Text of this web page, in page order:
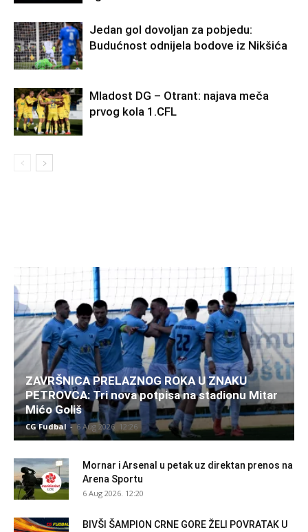
Jedan gol dovoljan za pobjedu:
Budućnost odnijela bodove iz Nikšića
Mladost DG – Otrant: najava meča
prvog kola 1.CFL
ZAVRŠNICA PRELAZNOG ROKA U ZNAKU
PETROVCA: Tri nova potpisa na stadionu Mitar
Mićo Goliš
CG Fudbal - 6 Aug 2026. 12:26
Mornar i Arsenal u petak uz direktan prenos na
Arena Sportu
6 Aug 2026. 12:20
BIVŠI ŠAMPION CRNE GORE ŽELI POVRATAK U